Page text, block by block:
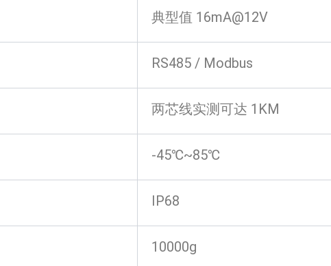
典型值 16mA@12V
RS485 / Modbus
两芯线实测可达 1KM
-45℃~85℃
IP68
10000g